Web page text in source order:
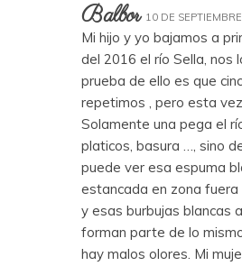
Balbor 10 DE
Mi hijo y yo bajamos a
del 2016 el río Sella, nos
prueba de ello es que
repetimos , pero esta
Solamente una pega el
platicos, basura …, sino
puede ver esa espuma
estancada en zona fuera
y esas burbujas blancas
forman parte de lo
hay malos olores. Mi